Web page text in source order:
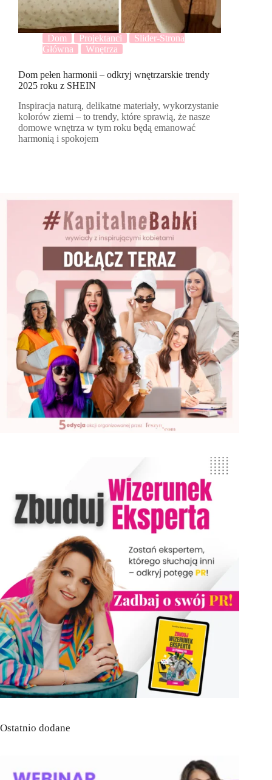
Dom Projektanci
Slider-Strona
Główna
Wnętrza
Dom pełen harmonii – odkryj wnętrzarskie trendy
2025 roku z SHEIN
Inspiracja naturą, delikatne materiały, wykorzystanie
kolorów ziemi – to trendy, które sprawią, że nasze
domowe wnętrza w tym roku będą emanować
harmonią i spokojem
Ostatnio dodane